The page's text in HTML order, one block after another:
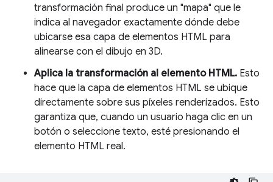
transformación final produce un "mapa" que le
indica al navegador exactamente dónde debe
ubicarse esa capa de elementos HTML para
alinearse con el dibujo en 3D.
Aplica la transformación al elemento HTML. Esto
hace que la capa de elementos HTML se ubique
directamente sobre sus píxeles renderizados. Esto
garantiza que, cuando un usuario haga clic en un
botón o seleccione texto, esté presionando el
elemento HTML real.